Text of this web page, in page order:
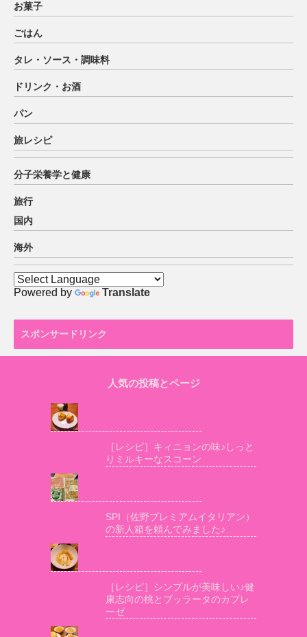
お菓子
ごはん
タレ・ソース・調味料
ドリンク・お酒
パン
旅レシピ
分子栄養学と健康
旅行
国内
海外
Powered by Translate
スポンサードリンク
人気の投稿とページ
［レシピ］キィニョンの味♪しっと
りミルキーなスコーン
SPI（佐野プレミアムイタリアン）
の新人箱を頼んでみました♪
［レシピ］シンプルが美味しい♪健
康志向の桃とブッラータのカプレ
ーゼ